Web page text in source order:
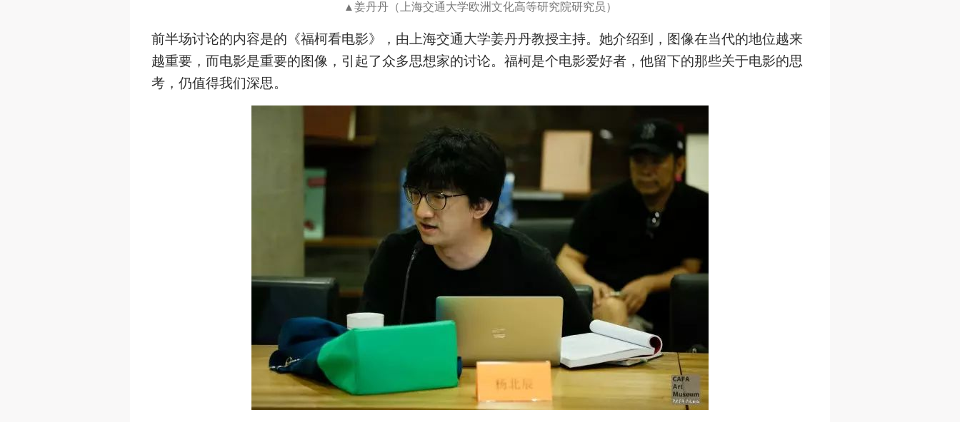
▲ 姜丹丹（上海交通大学欧洲文化高等研究院研究员）
前半场讨论的内容是的《福柯看电影》，由上海交通大学姜丹丹教授主持。她介绍到，图像在当代的地位越来
越重要，而电影是重要的图像，引起了众多思想家的讨论。福柯是个电影爱好者，他留下的那些关于电影的思
考，仍值得我们深思。